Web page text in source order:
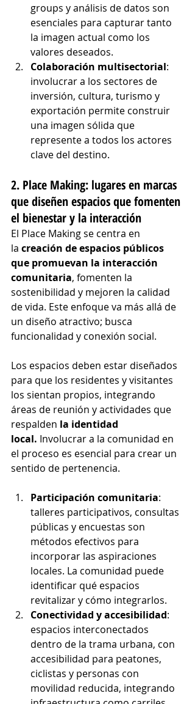
groups y análisis de datos son
esenciales para capturar tanto
la imagen actual como los
valores deseados.
Colaboración multisectorial:
involucrar a los sectores de
inversión, cultura, turismo y
exportación permite construir
una imagen sólida que
represente a todos los actores
clave del destino.
2. Place Making: lugares en marcas
que diseñen espacios que fomenten
el bienestar y la interacción
El Place Making se centra en
la creación de espacios públicos
que promuevan la interacción
comunitaria, fomenten la
sostenibilidad y mejoren la calidad
de vida. Este enfoque va más allá de
un diseño atractivo; busca
funcionalidad y conexión social.
Los espacios deben estar diseñados
para que los residentes y visitantes
los sientan propios, integrando
áreas de reunión y actividades que
respalden la identidad
local. Involucrar a la comunidad en
el proceso es esencial para crear un
sentido de pertenencia.
Participación comunitaria:
talleres participativos, consultas
públicas y encuestas son
métodos efectivos para
incorporar las aspiraciones
locales. La comunidad puede
identificar qué espacios
revitalizar y cómo integrarlos.
Conectividad y accesibilidad:
espacios interconectados
dentro de la trama urbana, con
accesibilidad para peatones,
ciclistas y personas con
movilidad reducida, integrando